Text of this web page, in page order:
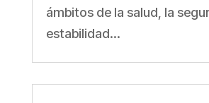
ámbitos de la salud, la
estabilidad...